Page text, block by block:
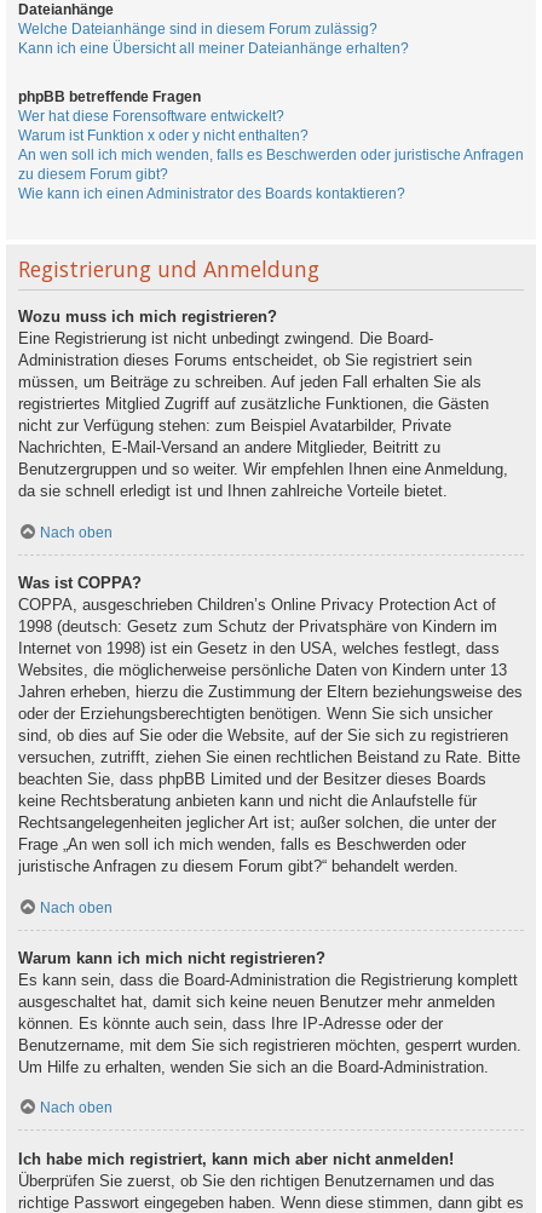
Dateianhänge
Welche Dateianhänge sind in diesem Forum zulässig?
Kann ich eine Übersicht all meiner Dateianhänge erhalten?
phpBB betreffende Fragen
Wer hat diese Forensoftware entwickelt?
Warum ist Funktion x oder y nicht enthalten?
An wen soll ich mich wenden, falls es Beschwerden oder juristische Anfragen
zu diesem Forum gibt?
Wie kann ich einen Administrator des Boards kontaktieren?
Registrierung und Anmeldung
Wozu muss ich mich registrieren?
Eine Registrierung ist nicht unbedingt zwingend. Die Board-
Administration dieses Forums entscheidet, ob Sie registriert sein
müssen, um Beiträge zu schreiben. Auf jeden Fall erhalten Sie als
registriertes Mitglied Zugriff auf zusätzliche Funktionen, die Gästen
nicht zur Verfügung stehen: zum Beispiel Avatarbilder, Private
Nachrichten, E-Mail-Versand an andere Mitglieder, Beitritt zu
Benutzergruppen und so weiter. Wir empfehlen Ihnen eine Anmeldung,
da sie schnell erledigt ist und Ihnen zahlreiche Vorteile bietet.
Nach oben
Was ist COPPA?
COPPA, ausgeschrieben Children’s Online Privacy Protection Act of
1998 (deutsch: Gesetz zum Schutz der Privatsphäre von Kindern im
Internet von 1998) ist ein Gesetz in den USA, welches festlegt, dass
Websites, die möglicherweise persönliche Daten von Kindern unter 13
Jahren erheben, hierzu die Zustimmung der Eltern beziehungsweise des
oder der Erziehungsberechtigten benötigen. Wenn Sie sich unsicher
sind, ob dies auf Sie oder die Website, auf der Sie sich zu registrieren
versuchen, zutrifft, ziehen Sie einen rechtlichen Beistand zu Rate. Bitte
beachten Sie, dass phpBB Limited und der Besitzer dieses Boards
keine Rechtsberatung anbieten kann und nicht die Anlaufstelle für
Rechtsangelegenheiten jeglicher Art ist; außer solchen, die unter der
Frage „An wen soll ich mich wenden, falls es Beschwerden oder
juristische Anfragen zu diesem Forum gibt?“ behandelt werden.
Nach oben
Warum kann ich mich nicht registrieren?
Es kann sein, dass die Board-Administration die Registrierung komplett
ausgeschaltet hat, damit sich keine neuen Benutzer mehr anmelden
können. Es könnte auch sein, dass Ihre IP-Adresse oder der
Benutzername, mit dem Sie sich registrieren möchten, gesperrt wurden.
Um Hilfe zu erhalten, wenden Sie sich an die Board-Administration.
Nach oben
Ich habe mich registriert, kann mich aber nicht anmelden!
Überprüfen Sie zuerst, ob Sie den richtigen Benutzernamen und das
richtige Passwort eingegeben haben. Wenn diese stimmen, dann gibt es